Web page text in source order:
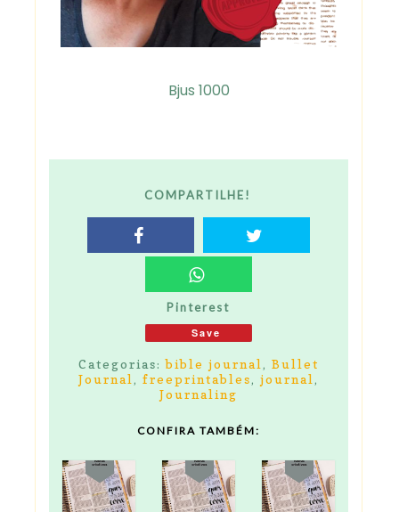
Bjus 1000
COMPARTILHE!
Pinterest
Save
Categorias:bible journal , Bullet
Journal , freeprintables, journal ,
Journaling
CONFIRA TAMBÉM: